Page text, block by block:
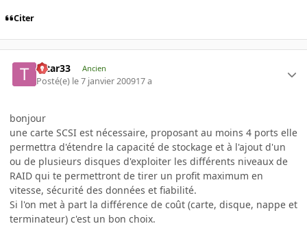
Citer
tatar33 Ancien
Posté(e) le 7 janvier 200917 a
bonjour
une carte SCSI est nécessaire, proposant au moins 4 ports elle
permettra d'étendre la capacité de stockage et à l'ajout d'un
ou de plusieurs disques d'exploiter les différents niveaux de
RAID qui te permettront de tirer un profit maximum en
vitesse, sécurité des données et fiabilité.
Si l'on met à part la différence de coût (carte, disque, nappe et
terminateur) c'est un bon choix.